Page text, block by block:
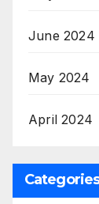
June 2024
May 2024
April 2024
Categories